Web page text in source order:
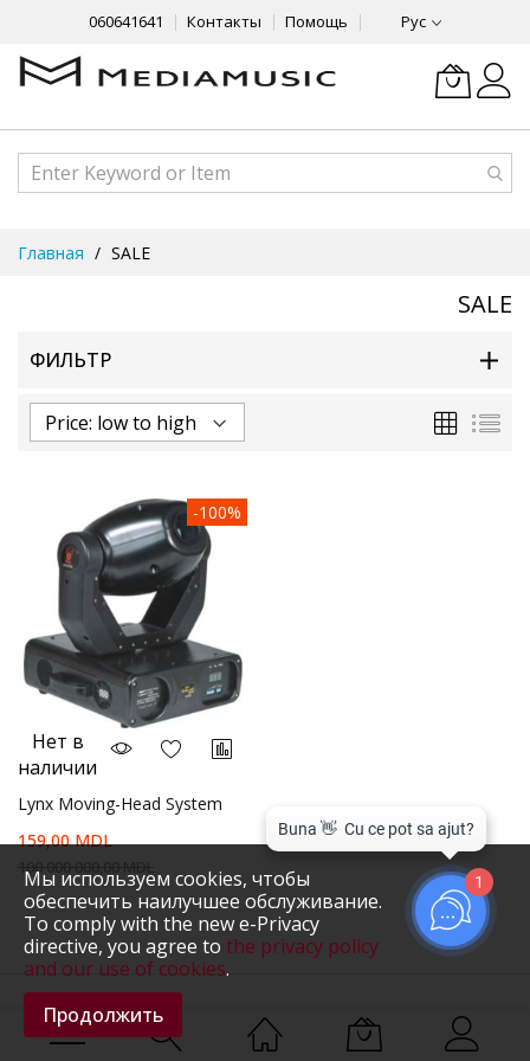
Мы используем cookies, чтобы
обеспечить наилучшее обслуживание.
To comply with the new e-Privacy
directive, you agree to the privacy policy
and our use of cookies.
Продолжить
060641641 Контакты Помощь Рус
Главная SALE
SALE
ФИЛЬТР
Сетка
-100%
Нет в
наличии
Lynx Moving-Head System
159,00 MDL
100 000 000,00 MDL
1